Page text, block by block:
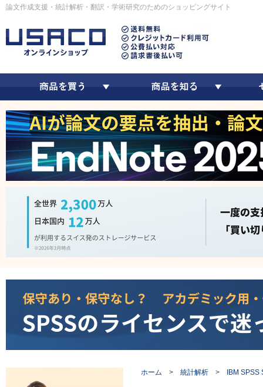
論文作成支援・統計解析・翻訳・学術研究のためのショッピングサイト
ホーム > 統計解析 > IBM SPSS